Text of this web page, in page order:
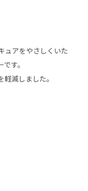
ュアをやさしくいた
す。
減しました。